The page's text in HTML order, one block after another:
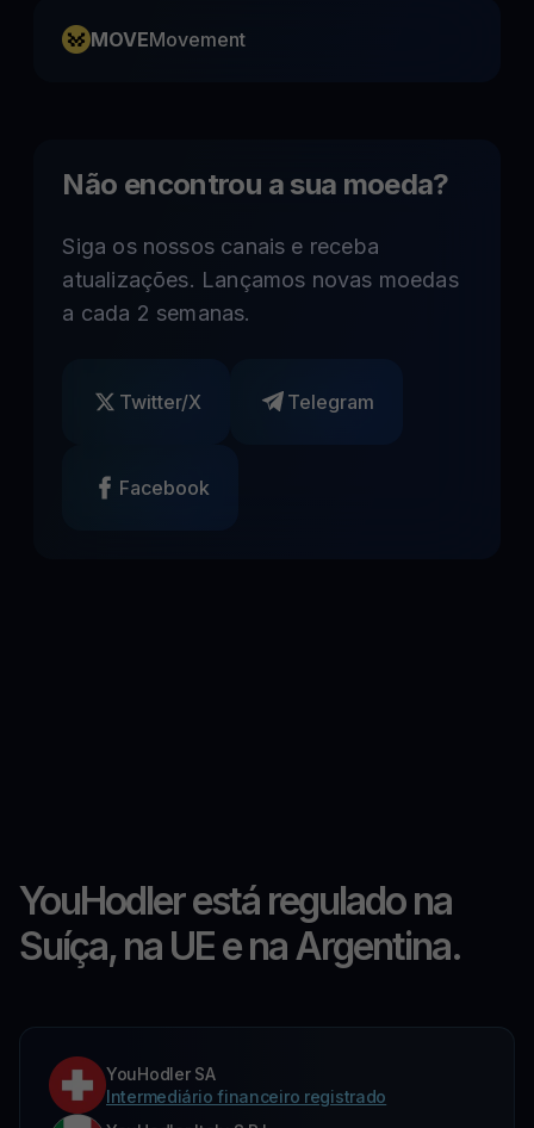
MOVEMovement
Não encontrou a sua moeda?
Siga os nossos canais e receba
atualizações. Lançamos novas moedas
a cada 2 semanas.
Twitter/X Telegram
Facebook
YouHodler está regulado na
Suíça, na UE e na Argentina.
YouHodler SA
Intermediário financeiro registrado